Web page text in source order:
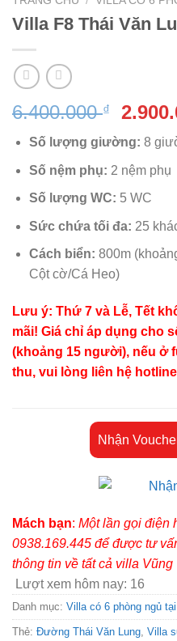
Villa F8 Thái Văn
6.400.000₫
Giá
là:
Số lượng giường: 8
Số nệm phụ: 2 nệm phụ
Số lượng WC: 5 WC
Sức chứa tối đa: 25
Cách biển: 800m
Cột cờ/Cá Heo)
Lưu ý: Thứ 7 và Lễ, Tết
mãi! Giá chỉ áp dụng cho
(khoảng 15 người), nếu ở
thu, vui lòng liên hệ
Nhận
Mách bạn: Một lần gọi điện
0938.169.445 để được tư
thông tin về tất cả villa
Lượt xem hôm nay: 16
Danh mục: Villa có 6 phòng ngủ
Thẻ: Đường Thái Văn Lung, Villa